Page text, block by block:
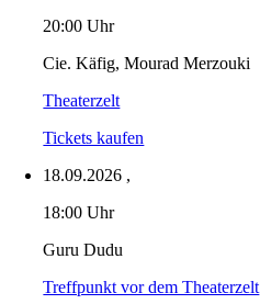
20:00 Uhr
Cie. Käfig, Mourad Merzouki
Theaterzelt
Tickets kaufen
18.09.2026 ,
18:00 Uhr
Guru Dudu
Treffpunkt vor dem Theaterzelt